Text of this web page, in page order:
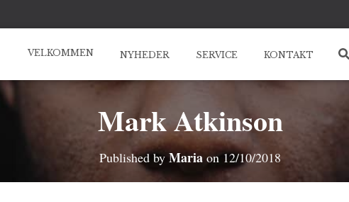
VELKOMMEN NYHEDER SERVICE KONTAKT
Mark Atkinson
Published byMariaon12/10/2018